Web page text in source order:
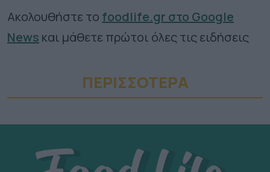
Ακολουθήστε το foodlife.gr στο Google
News και μάθετε πρώτοι όλες τις ειδήσεις
ΠΕΡΙΣΣΟΤΕΡA